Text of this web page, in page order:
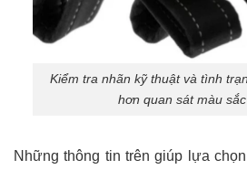
Kiểm tra nhãn kỹ thuật và tình
hơn quan sát màu
Những thông tin trên giúp lựa